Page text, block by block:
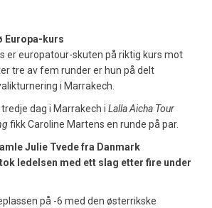
Europa-kurs
er europatour-skuten på riktig kurs mot
tre av fem runder er hun på delt
i Marrakech.
dag i Marrakech i Lalla Aicha Tour
fikk Caroline Martens en runde på par.
Julie Tvede fra Danmark
ledelsen med ett slag etter fire under
på -6 med den østerrikske